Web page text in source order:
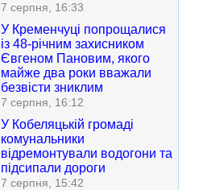
7 серпня, 16:33
У Кременчуці попрощалися
із 48-річним захисником
Євгеном Пановим, якого
майже два роки вважали
безвісти зниклим
7 серпня, 16:12
У Кобеляцькій громаді
комунальники
відремонтували водогони та
підсипали дороги
7 серпня, 15:42